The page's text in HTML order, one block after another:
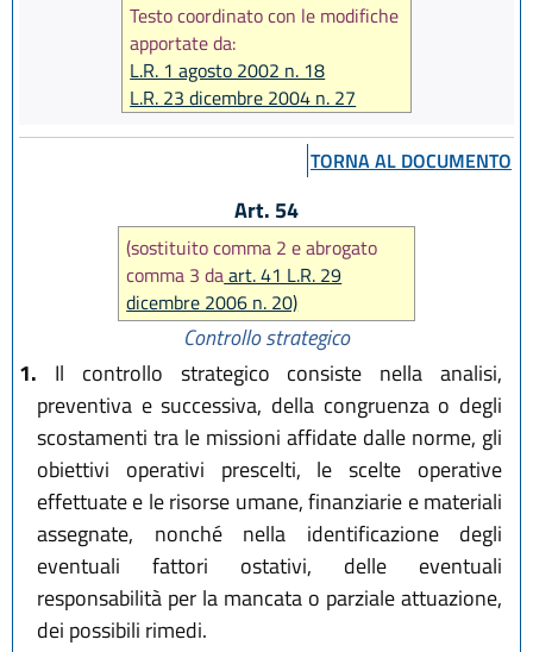
Testo coordinato con le modifiche
apportate da:
L.R. 1 agosto 2002 n. 18
L.R. 23 dicembre 2004 n. 27
L.R. 6 giugno 2006 n. 7
L.R. 28 luglio 2006 n. 13
L.R. 29 dicembre 2006 n. 20
L.R. 26 luglio 2007 n. 13
TORNA AL DOCUMENTO
Art. 54
(sostituito comma 2 e abrogato
comma 3 daart. 41 L.R. 29
dicembre 2006 n. 20)
Controllo strategico
1. Il controllo strategico consiste nella analisi,
preventiva e successiva, della congruenza o degli
scostamenti tra le missioni affidate dalle norme, gli
obiettivi operativi prescelti, le scelte operative
effettuate e le risorse umane, finanziarie e materiali
assegnate, nonché nella identificazione degli
eventuali fattori ostativi, delle eventuali
responsabilità per la mancata o parziale attuazione,
dei possibili rimedi.